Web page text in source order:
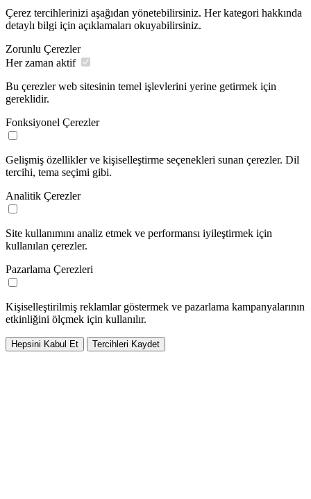
Çerez tercihlerinizi aşağıdan yönetebilirsiniz. Her kategori hakkında
detaylı bilgi için açıklamaları okuyabilirsiniz.
Zorunlu Çerezler
Her zaman aktif
Bu çerezler web sitesinin temel işlevlerini yerine getirmek için
gereklidir.
Fonksiyonel Çerezler
Gelişmiş özellikler ve kişiselleştirme seçenekleri sunan çerezler. Dil
tercihi, tema seçimi gibi.
Analitik Çerezler
Site kullanımını analiz etmek ve performansı iyileştirmek için
kullanılan çerezler.
Pazarlama Çerezleri
Kişiselleştirilmiş reklamlar göstermek ve pazarlama kampanyalarının
etkinliğini ölçmek için kullanılır.
Hepsini Kabul Et Tercihleri Kaydet